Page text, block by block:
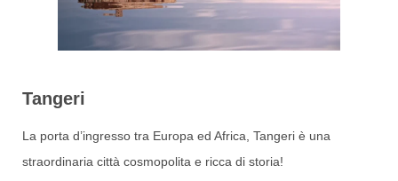
Tangeri
La porta d’ingresso tra Europa ed Africa, Tangeri è una
straordinaria città cosmopolita e ricca di storia!